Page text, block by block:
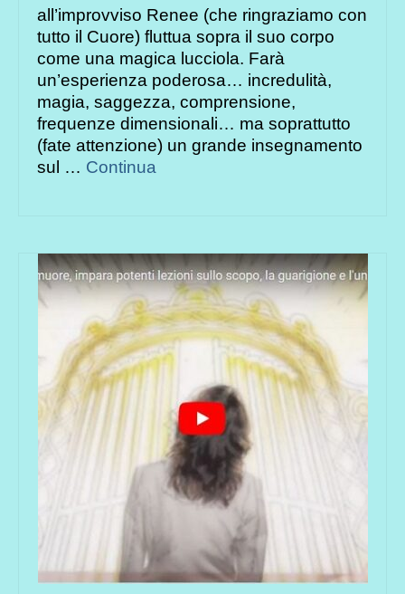
all’improvviso Renee (che ringraziamo con
tutto il Cuore) fluttua sopra il suo corpo
come una magica lucciola. Farà
un’esperienza poderosa… incredulità,
magia, saggezza, comprensione,
frequenze dimensionali… ma soprattutto
(fate attenzione) un grande insegnamento
sul … Continua